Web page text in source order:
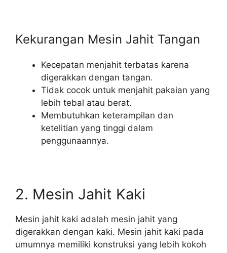
Kekurangan Mesin Jahit Tangan
Kecepatan menjahit terbatas karena
digerakkan dengan tangan.
Tidak cocok untuk menjahit pakaian yang
lebih tebal atau berat.
Membutuhkan keterampilan dan
ketelitian yang tinggi dalam
penggunaannya.
2. Mesin Jahit Kaki
Mesin jahit kaki adalah mesin jahit yang
digerakkan dengan kaki. Mesin jahit kaki pada
umumnya memiliki konstruksi yang lebih kokoh